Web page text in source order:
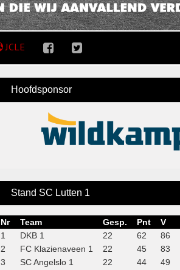
JCLE
Hoofdsponsor
Stand SC Lutten 1
Nr Team Gesp. Pnt V
1
DKB 1 22 62 86
2
FC Klazienaveen 1 22 45 83
3
SC Angelslo 1 22 44 49